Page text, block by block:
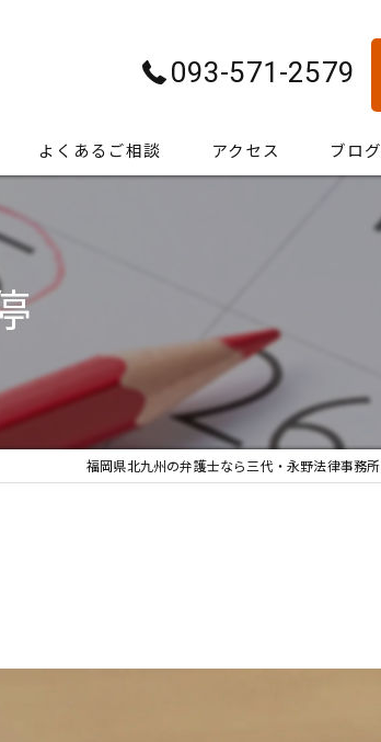
093-571-2579
よくあるご相談
交通事故
労働問題
アクセス ブログ
福岡県北九州の弁護士なら三代・永野法律事務所